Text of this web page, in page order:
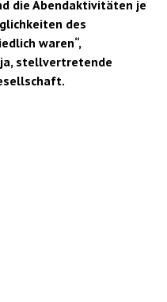
die Abendaktivitäten je
des
waren“,
stellvertretende